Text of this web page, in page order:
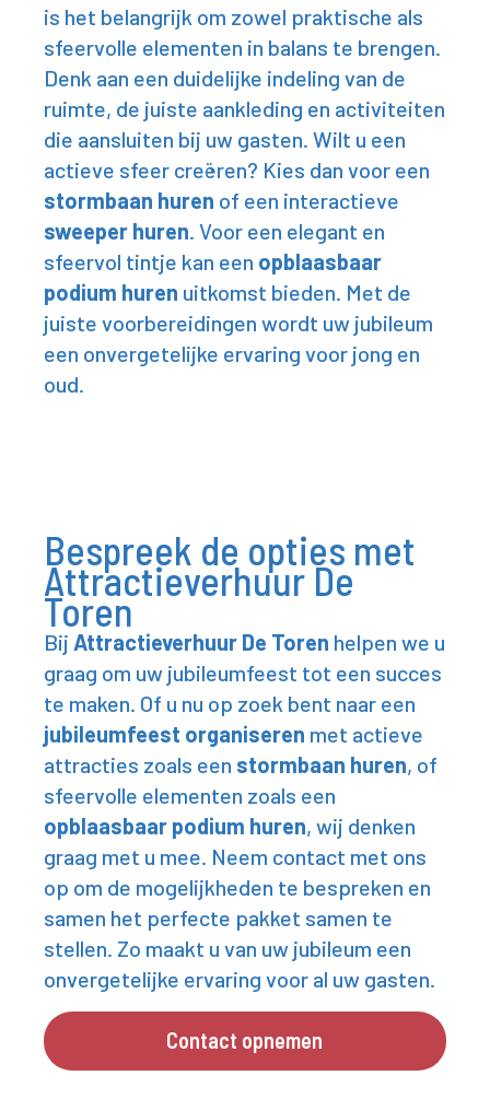
is het belangrijk om zowel praktische als
sfeervolle elementen in balans te brengen.
Denk aan een duidelijke indeling van de
ruimte, de juiste aankleding en activiteiten
die aansluiten bij uw gasten. Wilt u een
actieve sfeer creëren? Kies dan voor een
stormbaan huren of een interactieve
sweeper huren. Voor een elegant en
sfeervol tintje kan een opblaasbaar
podium huren uitkomst bieden. Met de
juiste voorbereidingen wordt uw jubileum
een onvergetelijke ervaring voor jong en
oud.
Bespreek de opties met
Attractieverhuur De
Toren
Bij Attractieverhuur De Toren helpen we u
graag om uw jubileumfeest tot een succes
te maken. Of u nu op zoek bent naar een
jubileumfeest organiseren met actieve
attracties zoals een stormbaan huren, of
sfeervolle elementen zoals een
opblaasbaar podium huren, wij denken
graag met u mee. Neem contact met ons
op om de mogelijkheden te bespreken en
samen het perfecte pakket samen te
stellen. Zo maakt u van uw jubileum een
onvergetelijke ervaring voor al uw gasten.
Contact opnemen